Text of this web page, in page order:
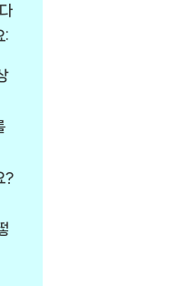
:
?